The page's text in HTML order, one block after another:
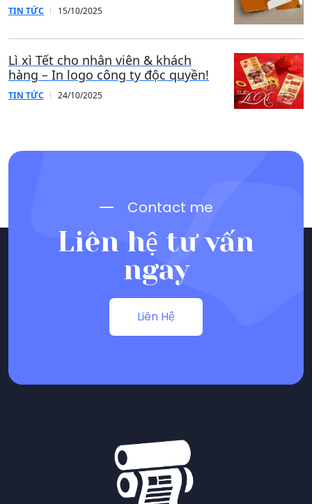
TIN TỨC 15/10/2025
Lì xì Tết cho nhân viên & khách
hàng – In logo công ty độc quyền!
TIN TỨC 24/10/2025
Contact me
Liên hệ tư vấn
ngay
Liên Hệ